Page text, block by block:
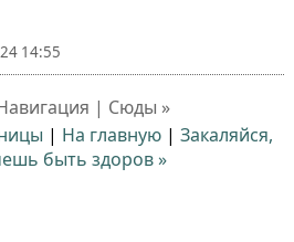
14:55
| Сюды »
| На главную| Закаляйся,
быть здоров »